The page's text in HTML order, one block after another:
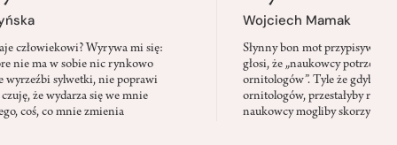
człowiekowi? Wyrywa mi się:
nie ma w sobie nic rynkowo
wyrzeźbi sylwetki, nie poprawi
że wydarza się we mnie
coś, co mnie zmienia
Wojciech Mamak
Słynny bon mot
głosi, że „naukowcy
ornitologów”. Tyle że gdyby
ornitologów, przestałyby
naukowcy mogliby skorzystać